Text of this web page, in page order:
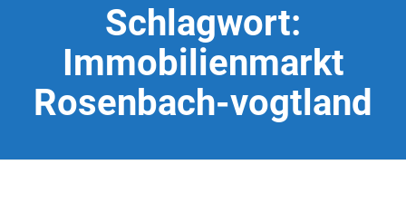
Schlagwort:
Immobilienmarkt
Rosenbach-vogtland